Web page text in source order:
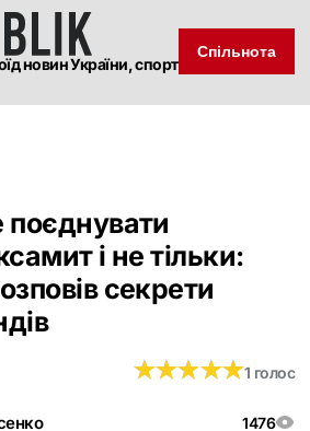
новин України, спорт
Спільнота
і не тільки:
секрети
1476
★★★★★
★★★★★1 голос